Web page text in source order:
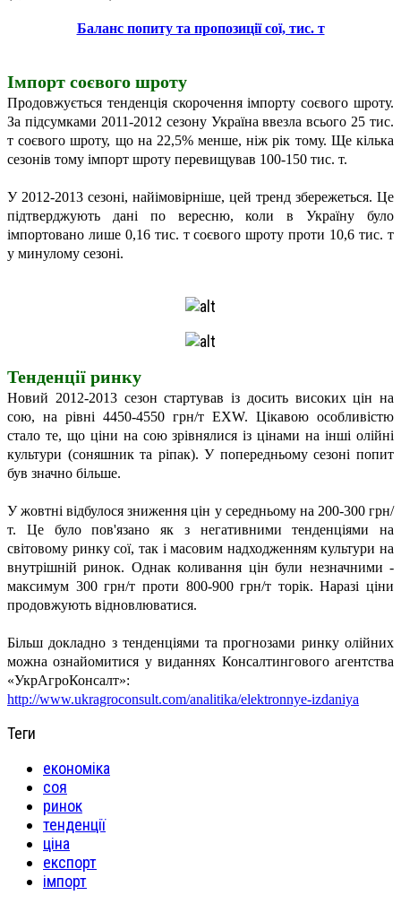
Баланс попиту та пропозиції сої, тис. т
Імпорт соєвого шроту
Продовжується тенденція скорочення імпорту соєвого шроту.
За підсумками 2011-2012 сезону Україна ввезла всього 25 тис.
т соєвого шроту, що на 22,5% менше, ніж рік тому. Ще кілька
сезонів тому імпорт шроту перевищував 100-150 тис. т.
У 2012-2013 сезоні, найімовірніше, цей тренд збережеться. Це
підтверджують дані по вересню, коли в Україну було
імпортовано лише 0,16 тис. т соєвого шроту проти 10,6 тис. т
у минулому сезоні.
Тенденції ринку
Новий 2012-2013 сезон стартував із досить високих цін на
сою, на рівні 4450-4550 грн/т EXW. Цікавою особливістю
стало те, що ціни на сою зрівнялися із цінами на інші олійні
культури (соняшник та ріпак). У попередньому сезоні попит
був значно більше.
У жовтні відбулося зниження цін у середньому на 200-300 грн/
т. Це було пов'язано як з негативними тенденціями на
світовому ринку сої, так і масовим надходженням культури на
внутрішній ринок. Однак коливання цін були незначними -
максимум 300 грн/т проти 800-900 грн/т торік. Наразі ціни
продовжують відновлюватися.
Більш докладно з тенденціями та прогнозами ринку олійних
можна ознайомитися у виданнях Консалтингового агентства
«УкрАгроКонсалт»:
http://www.ukragroconsult.com/analitika/elektronnye-izdaniya
Теги
економіка
соя
ринок
тенденції
ціна
експорт
імпорт